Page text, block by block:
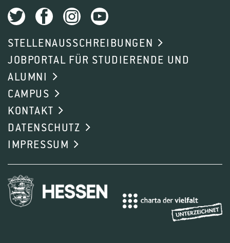
STELLENAUSSCHREIBUNGEN
JOBPORTAL FÜR STUDIERENDE UND
ALUMNI
CAMPUS
KONTAKT
DATENSCHUTZ
IMPRESSUM